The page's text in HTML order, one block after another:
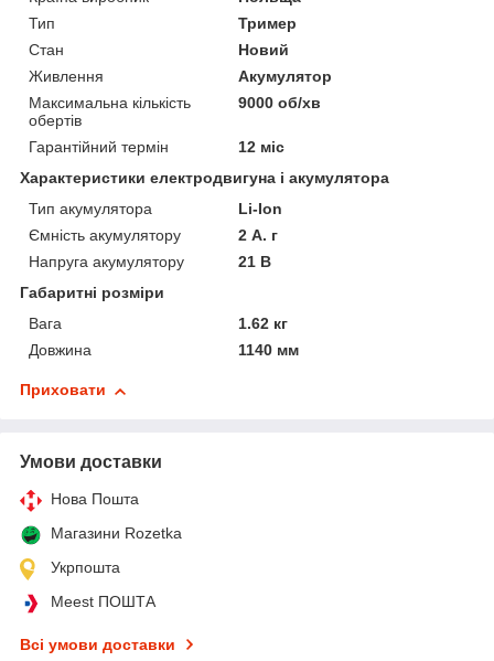
Тип
Тример
Стан
Новий
Живлення
Акумулятор
Максимальна кількість
обертів
9000 об/хв
Гарантійний термін
12 міс
Характеристики електродвигуна і акумулятора
Тип акумулятора
Li-Ion
Ємність акумулятору
2 А. г
Напруга акумулятору
21 В
Габаритні розміри
Вага
1.62 кг
Довжина
1140 мм
Приховати
Умови доставки
Нова Пошта
Магазини Rozetka
Укрпошта
Meest ПОШТА
Всі умови доставки